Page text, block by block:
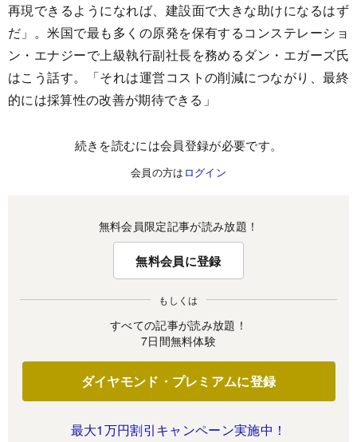
再現できるようになれば、建設面で大きな助けになるはず
だ」。米国で最も多くの原発を保有するコンステレーショ
ン・エナジーで上級執行副社長を務めるダン・エガーズ氏
はこう話す。「それは運営コストの削減につながり、最終
的には採算性の改善が期待できる」
続きを読むには会員登録が必要です。
会員の方は ログイン
無料会員限定記事が読み放題！
無料会員に登録
もしくは
すべての記事が読み放題！
7日間無料体験
ダイヤモンド・プレミアムに登録
最大1万円割引キャンペーン実施中！